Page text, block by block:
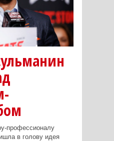
профессионалу
в голову идея